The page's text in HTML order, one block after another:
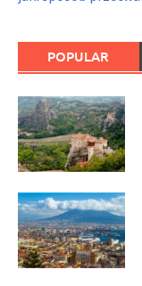
POPULAR